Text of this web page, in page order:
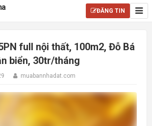
ĐĂNG TIN
full nội thất, 100m2, Đỗ Bá
biển, 30tr/tháng
muabannhadat.com